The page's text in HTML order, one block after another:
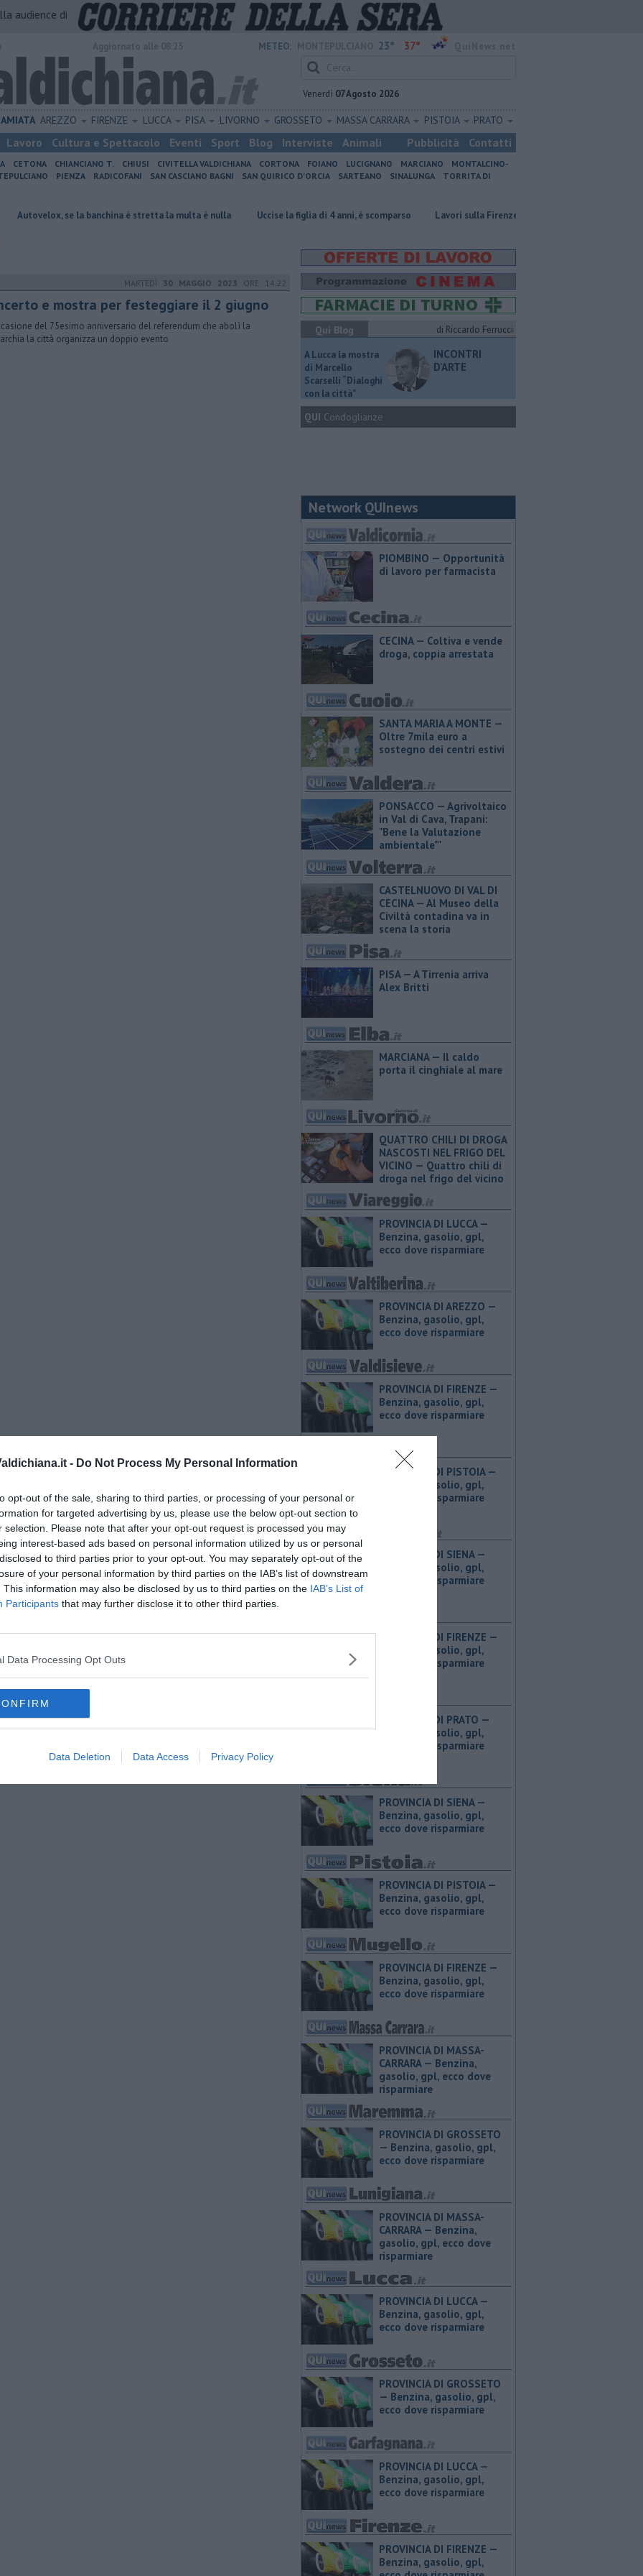
- Do Not Process My Personal Information
opt-out of the sale, sharing to third parties, or processing of your personal or
for targeted advertising by us, please use the below opt-out section to
selection. Please note that after your opt-out request is processed you may
interest-based ads based on personal information utilized by us or personal
to third parties prior to your opt-out. You may separately opt-out of the
of your personal information by third parties on the IAB’s list of downstream
This information may also be disclosed by us to third parties on the IAB’s List of
Participants that may further disclose it to other third parties.
Data Processing Opt Outs
Data Deletion Data Access Privacy Policy
audience di
METEO: 23° 37°
Venerdì 07 Agosto 2026
AMIATA AREZZO FIRENZE LUCCA PISA LIVORNO GROSSETO MASSA CARRARA PISTOIA PRATO
Lavoro Cultura e Spettacolo Eventi Sport Blog Interviste Animali Pubblicità Contatti
CETONA CHIANCIANO T. CHIUSI CIVITELLA VALDICHIANA CORTONA FOIANO LUCIGNANO MARCIANO
MONTALCINO-
PIENZA RADICOFANI SAN CASCIANO BAGNI SAN QUIRICO D'ORCIA SARTEANO SINALUNGA
TORRITA DI
se la banchina è stretta la multa è nulla Uccise la figlia di 4 anni, è scomparso Lavori sulla Firenze-Roma, i treni cambiano orario
MARTEDÌ 30 MAGGIO 2023 ORE 14:22
e mostra per festeggiare il 2 giugno
del 75esimo anniversario del referendum che abolì la
la città organizza un doppio evento
Qui Blog di Riccardo Ferrucci
A Lucca la mostra
di Marcello
Scarselli “Dialoghi
con la città"
INCONTRI
D'ARTE
QUI Condoglianze
Network QUInews
PIOMBINO — Opportunità
di lavoro per farmacista
CECINA — Coltiva e vende
droga, coppia arrestata
SANTA MARIA A MONTE —
Oltre 7mila euro a
sostegno dei centri estivi
PONSACCO — Agrivoltaico
in Val di Cava, Trapani:
"Bene la Valutazione
ambientale""
CASTELNUOVO DI VAL DI
CECINA — Al Museo della
Civiltà contadina va in
scena la storia
PISA — A Tirrenia arriva
Alex Britti
MARCIANA — Il caldo
porta il cinghiale al mare
QUATTRO CHILI DI DROGA
NASCOSTI NEL FRIGO DEL
VICINO — Quattro chili di
droga nel frigo del vicino
PROVINCIA DI LUCCA — ​
Benzina, gasolio, gpl,
ecco dove risparmiare
PROVINCIA DI AREZZO — ​
Benzina, gasolio, gpl,
ecco dove risparmiare
PROVINCIA DI FIRENZE — ​
Benzina, gasolio, gpl,
ecco dove risparmiare
PROVINCIA DI PISTOIA — ​
Benzina, gasolio, gpl,
ecco dove risparmiare
PROVINCIA DI SIENA — ​
Benzina, gasolio, gpl,
ecco dove risparmiare
PROVINCIA DI FIRENZE — ​
Benzina, gasolio, gpl,
ecco dove risparmiare
PROVINCIA DI PRATO — ​
Benzina, gasolio, gpl,
ecco dove risparmiare
PROVINCIA DI SIENA — ​
Benzina, gasolio, gpl,
ecco dove risparmiare
PROVINCIA DI PISTOIA — ​
Benzina, gasolio, gpl,
ecco dove risparmiare
PROVINCIA DI FIRENZE — ​
Benzina, gasolio, gpl,
ecco dove risparmiare
PROVINCIA DI MASSA-
CARRARA — ​Benzina,
gasolio, gpl, ecco dove
risparmiare
PROVINCIA DI GROSSETO
— ​Benzina, gasolio, gpl,
ecco dove risparmiare
PROVINCIA DI MASSA-
CARRARA — ​Benzina,
gasolio, gpl, ecco dove
risparmiare
PROVINCIA DI LUCCA — ​
Benzina, gasolio, gpl,
ecco dove risparmiare
PROVINCIA DI GROSSETO
— ​Benzina, gasolio, gpl,
ecco dove risparmiare
PROVINCIA DI LUCCA — ​
Benzina, gasolio, gpl,
ecco dove risparmiare
PROVINCIA DI FIRENZE — ​
Benzina, gasolio, gpl,